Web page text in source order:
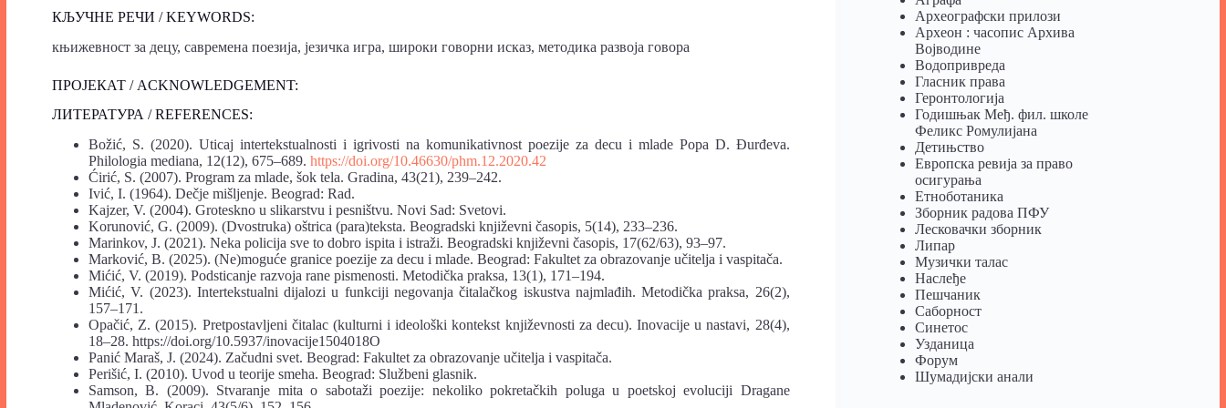
КЉУЧНЕ РЕЧИ / KEYWORDS:
књижевност за децу, савремена поезија, језичка игра, широки говорни исказ, методика развоја говора
ПРОЈЕКАТ / ACKNOWLEDGEMENT:
ЛИТЕРАТУРА / REFERENCES:
Božić, S. (2020). Uticaj intertekstualnosti i igrivosti na komunikativnost poezije za decu i mlade Popa D. Đurđeva.
Philologia mediana, 12(12), 675–689. https://doi.org/10.46630/phm.12.2020.42
Ćirić, S. (2007). Program za mlade, šok tela. Gradina, 43(21), 239–242.
Ivić, I. (1964). Dečje mišljenje. Beograd: Rad.
Kajzer, V. (2004). Groteskno u slikarstvu i pesništvu. Novi Sad: Svetovi.
Korunović, G. (2009). (Dvostruka) oštrica (para)teksta. Beogradski književni časopis, 5(14), 233–236.
Marinkov, J. (2021). Neka policija sve to dobro ispita i istraži. Beogradski književni časopis, 17(62/63), 93–97.
Marković, B. (2025). (Ne)moguće granice poezije za decu i mlade. Beograd: Fakultet za obrazovanje učitelja i vaspitača.
Mićić, V. (2019). Podsticanje razvoja rane pismenosti. Metodička praksa, 13(1), 171–194.
Mićić, V. (2023). Intertekstualni dijalozi u funkciji negovanja čitalačkog iskustva najmlađih. Metodička praksa, 26(2),
157–171.
Opačić, Z. (2015). Pretpostavljeni čitalac (kulturni i ideološki kontekst književnosti za decu). Inovacije u nastavi, 28(4),
18–28. https://doi.org/10.5937/inovacije1504018O
Panić Maraš, J. (2024). Začudni svet. Beograd: Fakultet za obrazovanje učitelja i vaspitača.
Perišić, I. (2010). Uvod u teorije smeha. Beograd: Službeni glasnik.
Samson, B. (2009). Stvaranje mita o sabotaži poezije: nekoliko pokretačkih poluga u poetskoj evoluciji Dragane
Археографски прилози
Археон : часопис Архива
Војводине
Водопривреда
Гласник права
Геронтологија
Годишњак Међ. фил. школе
Феликс Ромулијана
Детињство
Европска ревија за право
осигурања
Eтноботаника
Зборник радова ПФУ
Лесковачки зборник
Липар
Музички талас
Наслеђе
Пешчаник
Саборност
Синетос
Узданица
Форум
Шумадијски анали